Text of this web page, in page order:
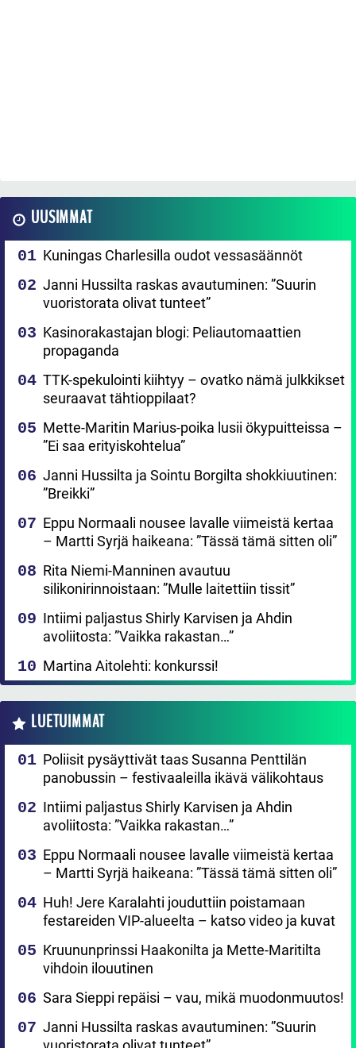
UUSIMMAT
Kuningas Charlesilla oudot vessasäännöt
Janni Hussilta raskas avautuminen: ”Suurin
vuoristorata olivat tunteet”
Kasinorakastajan blogi: Peliautomaattien
propaganda
TTK-spekulointi kiihtyy – ovatko nämä julkkikset
seuraavat tähtioppilaat?
Mette-Maritin Marius-poika lusii ökypuitteissa –
”Ei saa erityiskohtelua”
Janni Hussilta ja Sointu Borgilta shokkiuutinen:
”Breikki”
Eppu Normaali nousee lavalle viimeistä kertaa
– Martti Syrjä haikeana: ”Tässä tämä sitten oli”
Rita Niemi-Manninen avautuu
silikonirinnoistaan: ”Mulle laitettiin tissit”
Intiimi paljastus Shirly Karvisen ja Ahdin
avoliitosta: ”Vaikka rakastan…”
Martina Aitolehti: konkurssi!
LUETUIMMAT
Poliisit pysäyttivät taas Susanna Penttilän
panobussin – festivaaleilla ikävä välikohtaus
Intiimi paljastus Shirly Karvisen ja Ahdin
avoliitosta: ”Vaikka rakastan…”
Eppu Normaali nousee lavalle viimeistä kertaa
– Martti Syrjä haikeana: ”Tässä tämä sitten oli”
Huh! Jere Karalahti jouduttiin poistamaan
festareiden VIP-alueelta – katso video ja kuvat
Kruununprinssi Haakonilta ja Mette-Maritilta
vihdoin ilouutinen
Sara Sieppi repäisi – vau, mikä muodonmuutos!
Janni Hussilta raskas avautuminen: ”Suurin